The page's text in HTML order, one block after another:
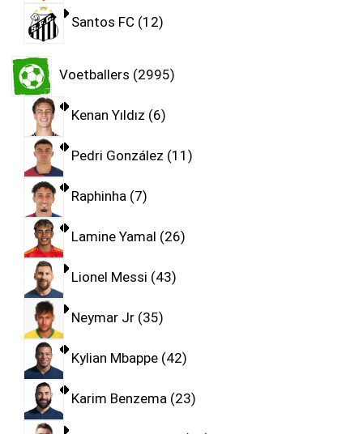
Santos FC 12
Voetballers 2995
Kenan Yıldız 6
Pedri González 11
Raphinha 7
Lamine Yamal 26
Lionel Messi 43
Neymar Jr 35
Kylian Mbappe 42
Karim Benzema 23